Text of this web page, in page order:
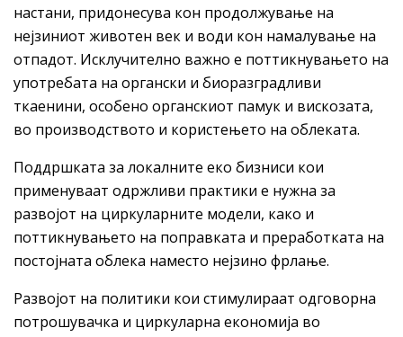
настани, придонесува кон продолжување на
нејзиниот животен век и води кон намалување на
отпадот. Исклучително важно е поттикнувањето на
употребата на органски и биоразградливи
ткаенини, особено органскиот памук и вискозата,
во производството и користењето на облеката.
Поддршката за локалните еко бизниси кои
применуваат одржливи практики е нужна за
развојот на циркуларните модели, како и
поттикнувањето на поправката и преработката на
постојната облека наместо нејзино фрлање.
Развојот на политики кои стимулираат одговорна
потрошувачка и циркуларна економија во